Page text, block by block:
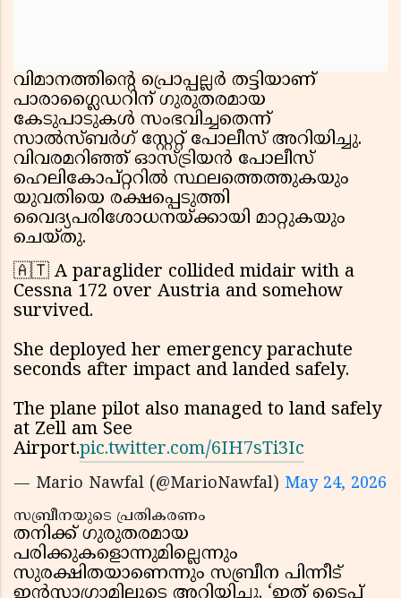
വിമാനത്തിന്റെ പ്രൊപ്പല്ലർ തട്ടിയാണ്
പാരാഗ്ലൈഡറിന് ഗുരുതരമായ
കേടുപാടുകൾ സംഭവിച്ചതെന്ന്
സാൽസ്ബർഗ് സ്റ്റേറ്റ് പോലീസ് അറിയിച്ചു.
വിവരമറിഞ്ഞ് ഓസ്ട്രിയൻ പോലീസ്
ഹെലികോപ്റ്ററിൽ സ്ഥലത്തെത്തുകയും
യുവതിയെ രക്ഷപ്പെടുത്തി
വൈദ്യപരിശോധനയ്ക്കായി മാറ്റുകയും
ചെയ്തു.
🇦🇹 A paraglider collided midair with a
Cessna 172 over Austria and somehow
survived.
She deployed her emergency parachute
seconds after impact and landed safely.
The plane pilot also managed to land safely
at Zell am See
Airport.pic.twitter.com/6IH7sTi3Ic
— Mario Nawfal (@MarioNawfal) May 24, 2026
സബ്രീനയുടെ പ്രതികരണം
തനിക്ക് ഗുരുതരമായ
പരിക്കുകളൊന്നുമില്ലെന്നും
സുരക്ഷിതയാണെന്നും സബ്രീന പിന്നീട്